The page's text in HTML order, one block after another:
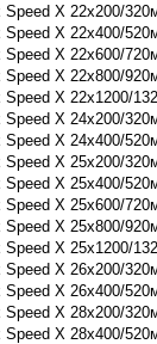
X 22x200/
X 22x400/
X 22x600/
X 22x800/
X 22x1200/
X 24x200/
X 24x400/
X 25x200/
X 25x400/
X 25x600/
X 25x800/
X 25x1200/
X 26x200/
X 26x400/
X 28x200/
X 28x400/